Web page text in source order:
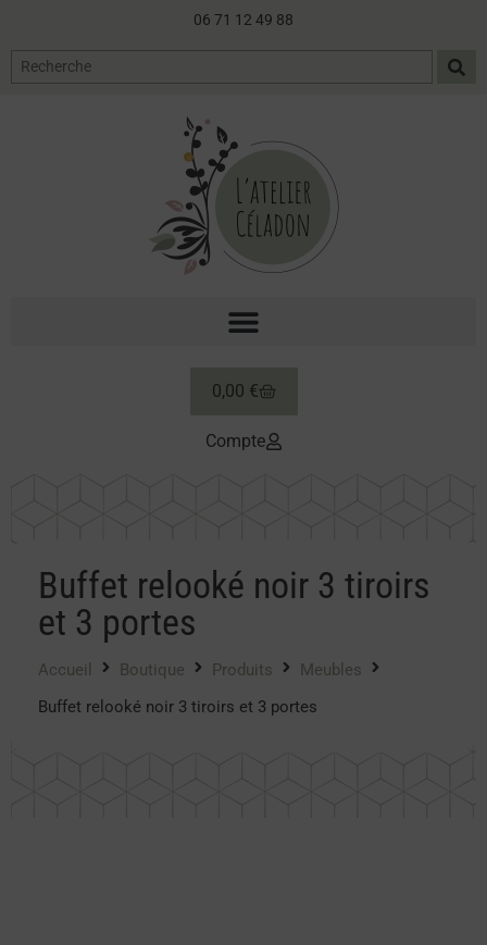
06 71 12 49 88
0,00 €
Compte
Buffet relooké noir 3 tiroirs
et 3 portes
Accueil Boutique Produits
Meubles
Buffet relooké noir 3 tiroirs et 3 portes